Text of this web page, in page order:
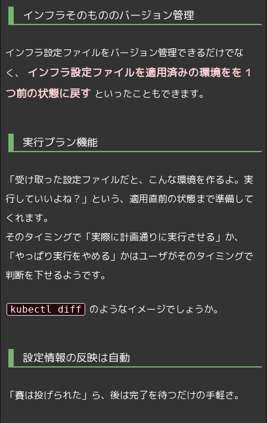
インフラそのもののバージョン管理
インフラ設定ファイルをバージョン管理できるだけでな
く、 インフラ設定ファイルを適用済みの環境をを 1
つ前の状態に戻す といったこともできます。
実行プラン機能
「受け取った設定ファイルだと、こんな環境を作るよ。実
行していいよね？」という、適用直前の状態まで準備して
くれます。
そのタイミングで「実際に計画通りに実行させる」か、
「やっぱり実行をやめる」かはユーザがそのタイミングで
判断を下せるようです。
kubectl diff のようなイメージでしょうか。
設定情報の反映は自動
「賽は投げられた」ら、後は完了を待つだけの手軽さ。